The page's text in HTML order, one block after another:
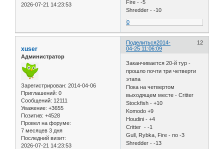
2026-07-21 14:23:53
Fire - -5
Shredder - -10
0
Поделиться 12
2014-
04-25 11:06:09
xuser
Администратор
Зарегистрирован: 2014-04-06
Приглашений: 0
Сообщений: 12111
Уважение: +3655
Позитив: +4528
Провел на форуме:
7 месяцев 3 дня
Последний визит:
2026-07-21 14:23:53
Заканчивается 20-й тур -
прошло почти три четверти
этапа
Пока на четвертом
выходящем месте - Critter
Stockfish - +10
Komodo +9
Houdini - +4
Critter - -1
Gull, Rybka, Fire - по -3
Shredder - -13